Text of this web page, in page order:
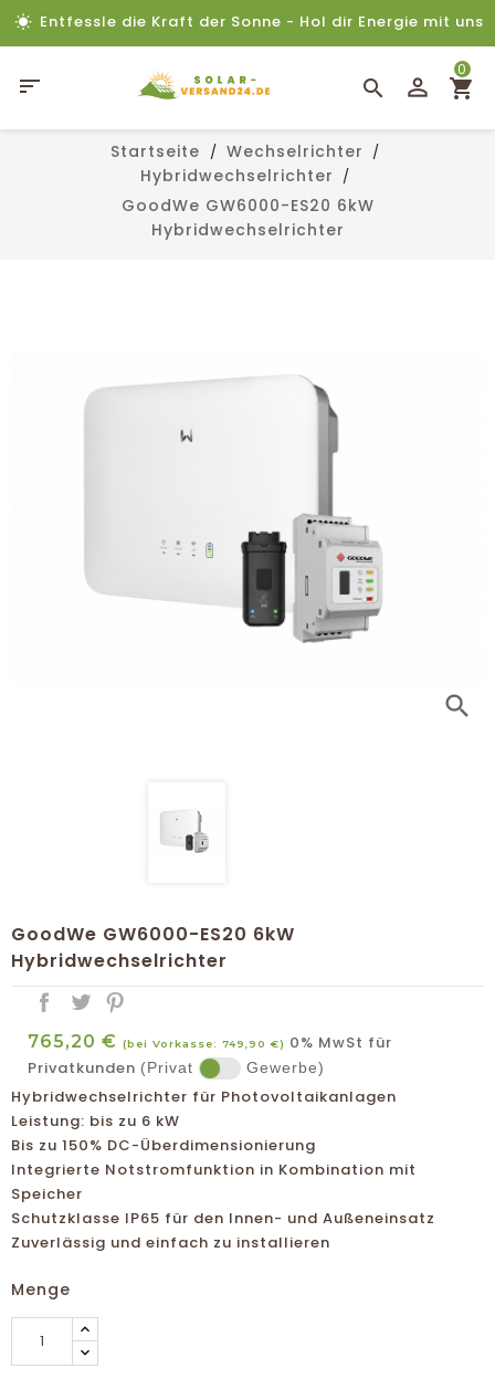
Entfessle die Kraft der Sonne - Hol dir Energie mit uns

0
Startseite
Wechselrichter
Hybridwechselrichter
GoodWe GW6000-ES20 6kW
Hybridwechselrichter
search
GoodWe GW6000-ES20 6kW
Hybridwechselrichter
765,20 € (bei Vorkasse: 749,90 €)
0% MwSt für
Privatkunden (Privat Gewerbe)
Hybridwechselrichter für Photovoltaikanlagen
Leistung: bis zu 6 kW
Bis zu 150% DC-Überdimensionierung
Integrierte Notstromfunktion in Kombination mit
Speicher
Schutzklasse IP65 für den Innen- und Außeneinsatz
Zuverlässig und einfach zu installieren
Menge